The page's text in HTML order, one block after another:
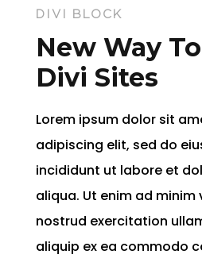
DIVI BLOCK
New Way
Divi Sites
Lorem ipsum dolor sit
adipiscing elit, sed do
incididunt ut labore et
aliqua. Ut enim ad minim
nostrud exercitation
aliquip ex ea commodo